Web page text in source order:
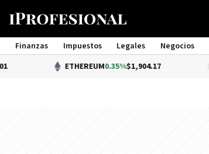
Finanzas Impuestos Legales Negocios
Management
ETHEREUM0.35%$1,904.17